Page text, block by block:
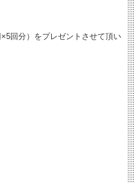
回分）をプレゼントさせて頂い